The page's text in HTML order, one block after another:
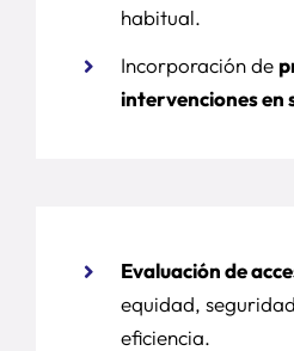
habitual.
Incorporación de
intervenciones en
Evaluación de
equidad,
eficiencia.